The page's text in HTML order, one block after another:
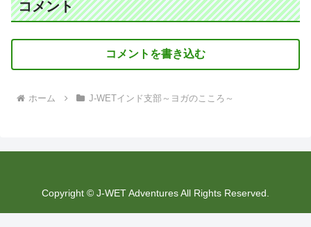
コメント
コメントを書き込む
ホーム J-WETインド支部～ヨガのこころ～
Copyright © J-WET Adventures All Rights Reserved.